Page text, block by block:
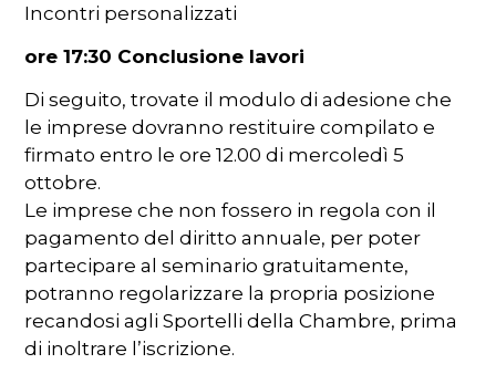
Incontri personalizzati
ore 17:30 Conclusione lavori
Di seguito, trovate il modulo di adesione che
le imprese dovranno restituire compilato e
firmato entro le ore 12.00 di mercoledì 5
ottobre.
Le imprese che non fossero in regola con il
pagamento del diritto annuale, per poter
partecipare al seminario gratuitamente,
potranno regolarizzare la propria posizione
recandosi agli Sportelli della Chambre, prima
di inoltrare l’iscrizione.